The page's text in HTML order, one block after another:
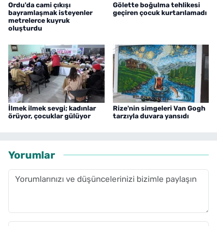
Ordu'da cami çıkışı
bayramlaşmak isteyenler
metrelerce kuyruk
oluşturdu
Gölette boğulma tehlikesi
geçiren çocuk kurtarılamadı
İlmek ilmek sevgi; kadınlar
örüyor, çocuklar gülüyor
Rize'nin simgeleri Van Gogh
tarzıyla duvara yansıdı
Yorumlar